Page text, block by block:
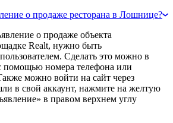
о продаже ресторана в Лошнице?
о продаже объекта
Realt, нужно быть
Сделать это можно в
помощью номера телефона или
можно войти на сайт через
в свой аккаунт, нажмите на желтую
в правом верхнем углу